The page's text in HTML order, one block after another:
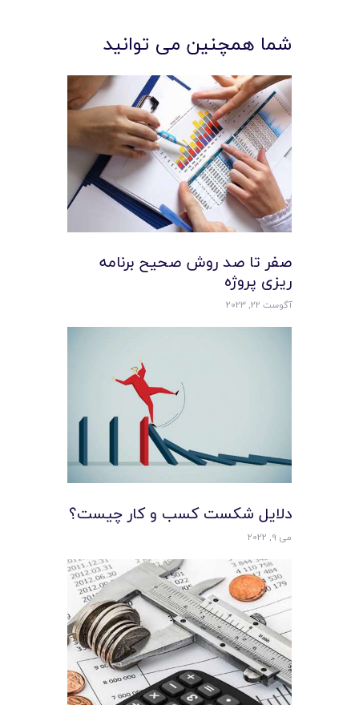
شما همچنین می توانید
صفر تا صد روش صحیح برنامه
ریزی پروژه
آگوست 22, 2023
دلایل شکست کسب و کار چیست؟
می 9, 2022